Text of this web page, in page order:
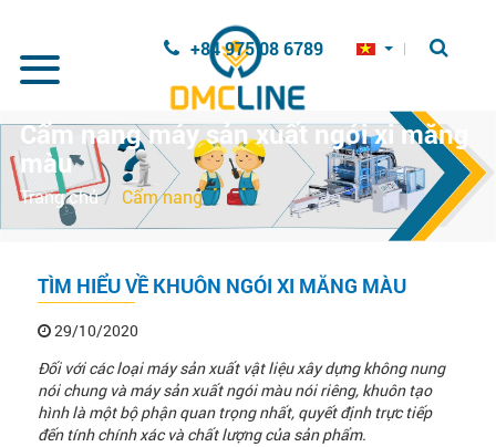
+84 975 08 6789
Cẩm nang máy sản xuất ngói xi măng
màu
Trang chủ Cẩm nang
TÌM HIỂU VỀ KHUÔN NGÓI XI MĂNG MÀU
29/10/2020
Đối với các loại máy sản xuất vật liệu xây dựng không nung
nói chung và máy sản xuất ngói màu nói riêng, khuôn tạo
hình là một bộ phận quan trọng nhất, quyết định trực tiếp
đến tính chính xác và chất lượng của sản phẩm.